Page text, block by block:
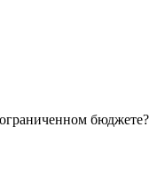
бюджете?